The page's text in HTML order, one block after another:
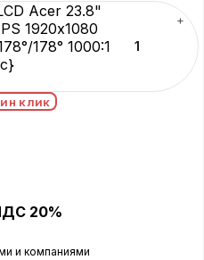
Acer 23.8"
1920х1080
178° 1000:1
клик
20%
и компаниями